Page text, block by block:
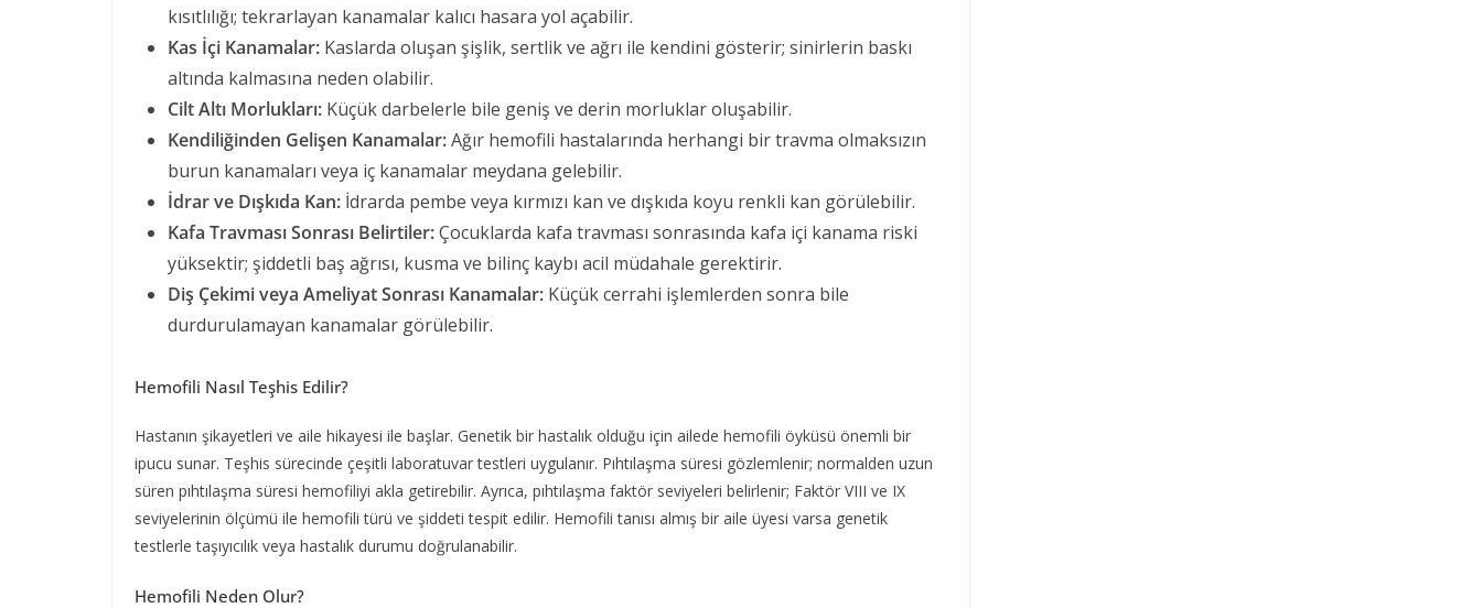
kısıtlılığı; tekrarlayan kanamalar kalıcı hasara yol açabilir.
Kas İçi Kanamalar: Kaslarda oluşan şişlik, sertlik ve ağrı ile kendini gösterir; sinirlerin baskı
altında kalmasına neden olabilir.
Cilt Altı Morlukları: Küçük darbelerle bile geniş ve derin morluklar oluşabilir.
Kendiliğinden Gelişen Kanamalar:Ağır hemofili hastalarında herhangi bir travma olmaksızın
burun kanamaları veya iç kanamalar meydana gelebilir.
İdrar ve Dışkıda Kan: İdrarda pembe veya kırmızı kan ve dışkıda koyu renkli kan görülebilir.
Kafa Travması Sonrası Belirtiler:Çocuklarda kafa travması sonrasında kafa içi kanama riski
yüksektir; şiddetli baş ağrısı, kusma ve bilinç kaybı acil müdahale gerektirir.
Diş Çekimi veya Ameliyat Sonrası Kanamalar: Küçük cerrahi işlemlerden sonra bile
durdurulamayan kanamalar görülebilir.
Hemofili Nasıl Teşhis Edilir?
Hastanın şikayetleri ve aile hikayesi ile başlar. Genetik bir hastalık olduğu için ailede hemofili öyküsü önemli bir
ipucu sunar. Teşhis sürecinde çeşitli laboratuvar testleri uygulanır. Pıhtılaşma süresi gözlemlenir; normalden uzun
süren pıhtılaşma süresi hemofiliyi akla getirebilir. Ayrıca, pıhtılaşma faktör seviyeleri belirlenir; Faktör VIII ve IX
seviyelerinin ölçümü ile hemofili türü ve şiddeti tespit edilir. Hemofili tanısı almış bir aile üyesi varsa genetik
testlerle taşıyıcılık veya hastalık durumu doğrulanabilir.
Hemofili Neden Olur?